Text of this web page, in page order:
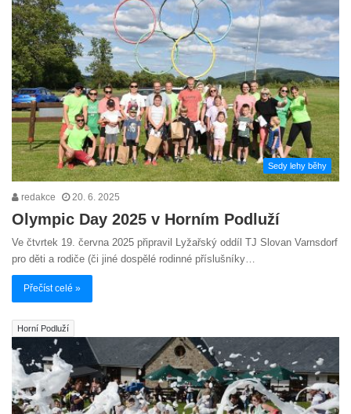
Sedy lehy běhy
redakce 20. 6. 2025
Olympic Day 2025 v Horním Podluží
Ve čtvrtek 19. června 2025 připravil Lyžařský oddíl TJ Slovan Varnsdorf
pro děti a rodiče (či jiné dospělé rodinné příslušníky…
Přečíst celé »
Horní Podluží